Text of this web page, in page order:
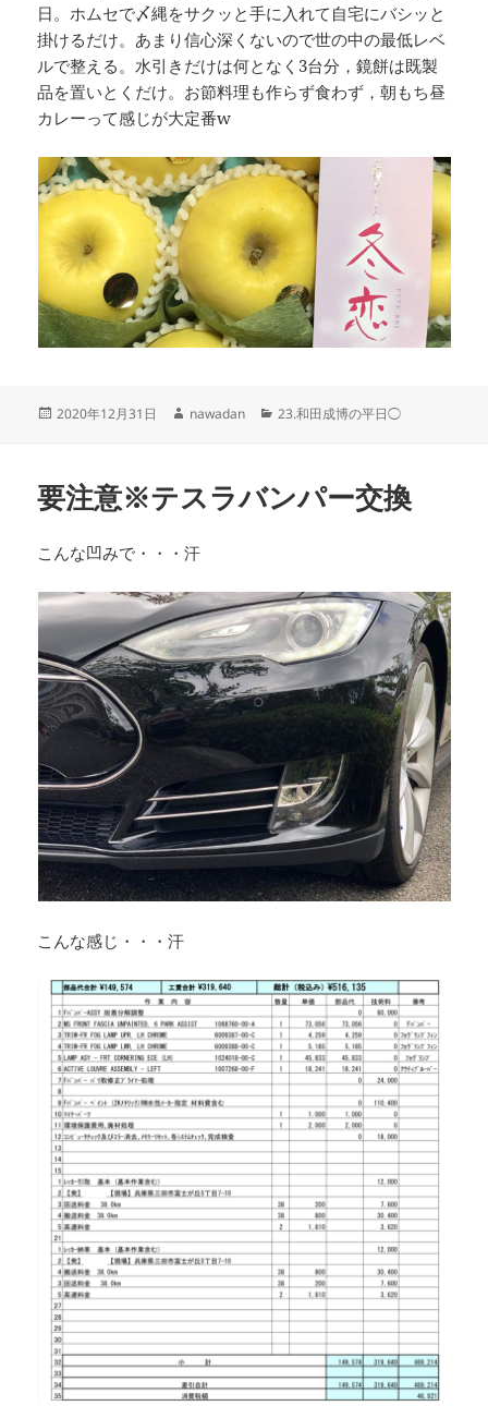
日。ホムセで〆縄をサクッと手に入れて自宅にバシッと
掛けるだけ。あまり信心深くないので世の中の最低レベ
ルで整える。水引きだけは何となく3台分，鏡餅は既製
品を置いとくだけ。お節料理も作らず食わず，朝もち昼
カレーって感じが大定番w
投
2020年12月31日
作
nawadan
カ
ー
23.和田成博の平日◯
要注意※テスラバンパー交換
こんな凹みで・・・汗
こんな感じ・・・汗